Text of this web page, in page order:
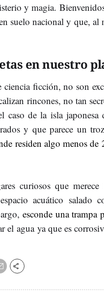
y magia.
suelo nacional y que,
en nuestro
ciencia ficción, no son
rincones, no tan
caso de la isla japonesa
y que parece un
residen algo menos de
curiosos que
acuático salado
esconde una trampa
el agua ya que es